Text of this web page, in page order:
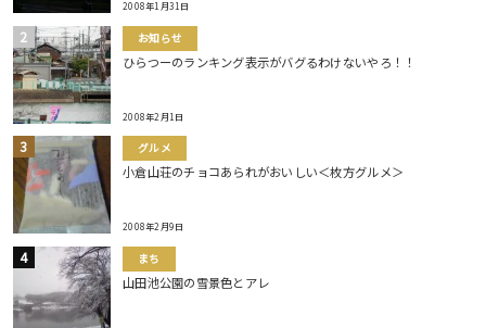
2008年1月31日
お知らせ
ひらつーのランキング表示がバグるわけないやろ！！
2008年2月1日
グルメ
小倉山荘のチョコあられがおいしい＜枚方グルメ＞
2008年2月9日
まち
山田池公園の雪景色とアレ